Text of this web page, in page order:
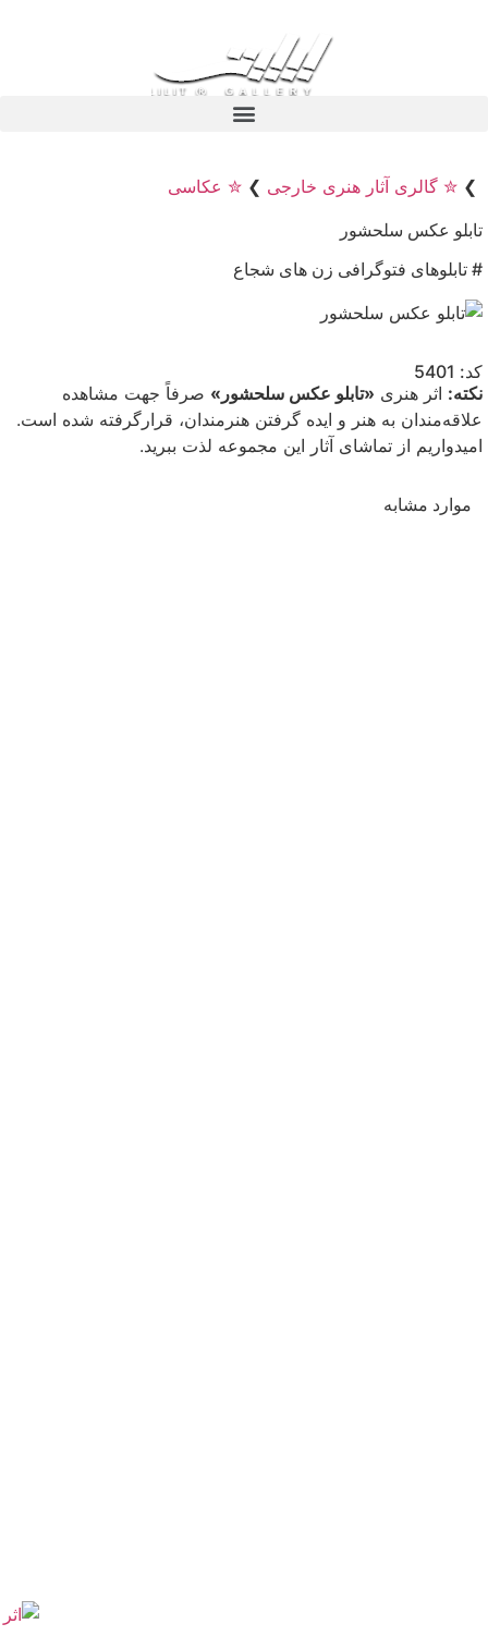
❯ ✮ گالری آثار هنری خارجی ❯ ✮ عکاسی
تابلو عکس سلحشور
# تابلوهای فتوگرافی زن های شجاع
کد: 5401
نکته: اثر هنری «تابلو عکس سلحشور» صرفاً جهت مشاهده
علاقه‌مندان به هنر و ایده گرفتن هنرمندان، قرارگرفته شده است.
امیدواریم از تماشای آثار این مجموعه لذت ببرید.
موارد مشابه